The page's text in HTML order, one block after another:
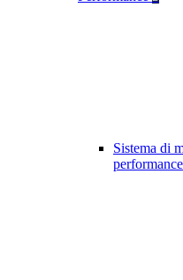
Sistema di
performance